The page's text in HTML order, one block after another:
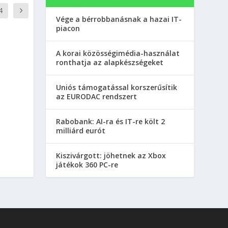
Vége a bérrobbanásnak a hazai IT-
piacon
A korai közösségimédia-használat
ronthatja az alapkészségeket
Uniós támogatással korszerűsítik
az EURODAC rendszert
Rabobank: AI-ra és IT-re költ 2
milliárd eurót
Kiszivárgott: jöhetnek az Xbox
játékok 360 PC-re